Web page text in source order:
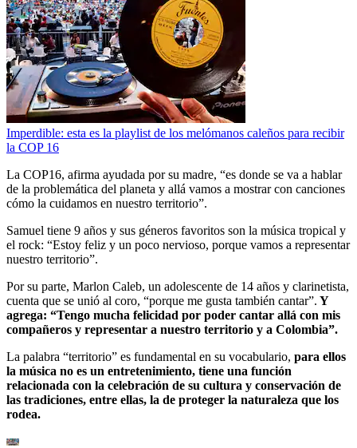
Imperdible: esta es la playlist de los melómanos caleños para recibir
la COP 16
La COP16, afirma ayudada por su madre, “es donde se va a hablar
de la problemática del planeta y allá vamos a mostrar con canciones
cómo la cuidamos en nuestro territorio”.
Samuel tiene 9 años y sus géneros favoritos son la música tropical y
el rock: “Estoy feliz y un poco nervioso, porque vamos a representar
nuestro territorio”.
Por su parte, Marlon Caleb, un adolescente de 14 años y clarinetista,
cuenta que se unió al coro, “porque me gusta también cantar”. Y
agrega: “Tengo mucha felicidad por poder cantar allá con mis
compañeros y representar a nuestro territorio y a Colombia”.
La palabra “territorio” es fundamental en su vocabulario, para ellos
la música no es un entretenimiento, tiene una función
relacionada con la celebración de su cultura y conservación de
las tradiciones, entre ellas, la de proteger la naturaleza que los
rodea.